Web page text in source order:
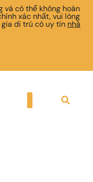
có thể không hoàn
xác nhất, vui lòng
di trú có uy tín nhà